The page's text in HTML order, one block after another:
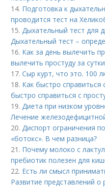
14. Подготовка к
проводится тест на
15.Дыхательный тест для
Дыхательный тест –
16. Как за день вылечить
вылечить простуду за
17.Сыр курт, что это. 100
18. Как быстро справиться
быстро справиться с
19.Диета при низком
Лечение
20.Диспорт ограничения
«ботокс». В чем разница?
21. Почему молоко с
пребиотик полезен для
22. Есть ли смысл
Развитие представлений